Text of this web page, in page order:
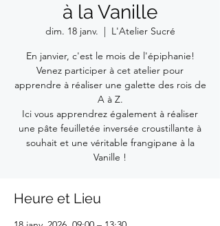
à la Vanille
dim. 18 janv.
  |
L'Atelier Sucré
En janvier, c'est le mois de l'épiphanie!
Venez participer à cet atelier pour
apprendre à réaliser une galette des rois de
A à Z.
Ici vous apprendrez également à réaliser
une pâte feuilletée inversée croustillante à
souhait et une véritable frangipane à la
Vanille !
Heure et Lieu